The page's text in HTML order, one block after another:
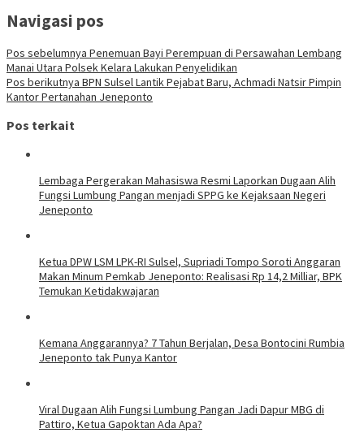
Navigasi pos
Pos sebelumnya Penemuan Bayi Perempuan di Persawahan Lembang
Manai Utara Polsek Kelara Lakukan Penyelidikan
Pos berikutnya BPN Sulsel Lantik Pejabat Baru, Achmadi Natsir Pimpin
Kantor Pertanahan Jeneponto
Pos terkait
Lembaga Pergerakan Mahasiswa Resmi Laporkan Dugaan Alih
Fungsi Lumbung Pangan menjadi SPPG ke Kejaksaan Negeri
Jeneponto
Ketua DPW LSM LPK-RI Sulsel, Supriadi Tompo Soroti Anggaran
Makan Minum Pemkab Jeneponto: Realisasi Rp 14,2 Milliar, BPK
Temukan Ketidakwajaran
Kemana Anggarannya? 7 Tahun Berjalan, Desa Bontocini Rumbia
Jeneponto tak Punya Kantor
Viral Dugaan Alih Fungsi Lumbung Pangan Jadi Dapur MBG di
Pattiro, Ketua Gapoktan Ada Apa?